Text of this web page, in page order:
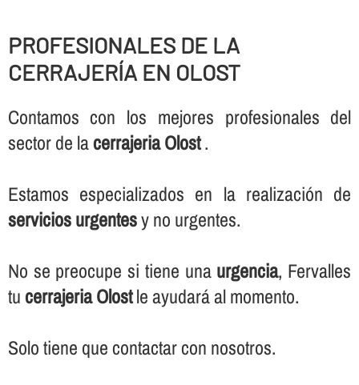
PROFESIONALES DE LA
CERRAJERÍ­A EN OLOST
Contamos con los mejores profesionales del
sector de lacerrajeria Olost.
Estamos especializados en la realización de
servicios urgentesy no urgentes.
No se preocupe si tiene una urgencia, Fervalles
tucerrajeria Olostle ayudará al momento.
Solo tiene que contactar con nosotros.